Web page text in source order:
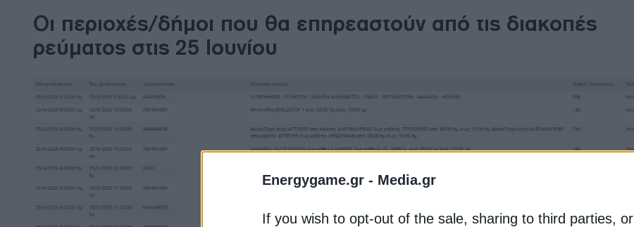
Energygame.gr - Media.gr
If you wish to opt-out of the sale, sharing to third parties, or
Οι περιοχές/δήμοι που θα επηρεαστούν από τις διακοπές
ρεύματος στις 25 Ιουνίου